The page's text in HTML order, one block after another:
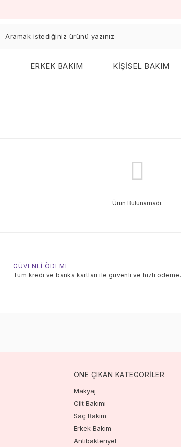
ERKEK BAKIM KİŞİSEL BAKIM
Ürün Bulunamadı.
GÜVENLİ ÖDEME
Tüm kredi ve banka kartları ile güvenli ve hızlı ödeme.
ÖNE ÇIKAN KATEGORİLER
Makyaj
Cilt Bakımı
Saç Bakım
Erkek Bakım
Antibakteriyel